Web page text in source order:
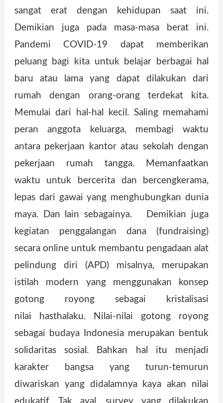
sangat erat dengan kehidupan saat ini.
Demikian juga pada masa-masa berat ini.
Pandemi COVID-19 dapat memberikan
peluang bagi kita untuk belajar berbagai hal
baru atau lama yang dapat dilakukan dari
rumah dengan orang-orang terdekat kita.
Memulai dari hal-hal kecil. Saling memahami
peran anggota keluarga, membagi waktu
antara pekerjaan kantor atau sekolah dengan
pekerjaan rumah tangga. Memanfaatkan
waktu untuk bercerita dan bercengkerama,
lepas dari gawai yang menghubungkan dunia
maya. Dan lain sebagainya. Demikian juga
kegiatan penggalangan dana (fundraising)
secara online untuk membantu pengadaan alat
pelindung diri (APD) misalnya, merupakan
istilah modern yang menggunakan konsep
gotong royong sebagai kristalisasi
nilai hasthalaku. Nilai-nilai gotong royong
sebagai budaya Indonesia merupakan bentuk
solidaritas sosial. Bahkan hal itu menjadi
karakter bangsa yang turun-temurun
diwariskan yang didalamnya kaya akan nilai